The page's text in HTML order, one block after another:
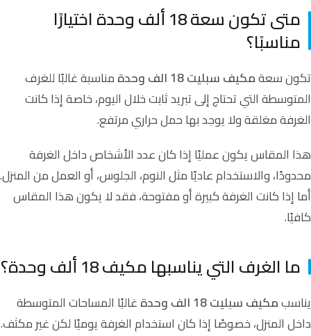
متى تكون سعة 18 ألف وحدة اختيارًا
مناسبًا؟
تكون سعةمكيف سبليت 18 الف وحدة
مناسبة غالبًا للغرف
المتوسطة التي تحتاج إلى تبريد ثابت خلال اليوم، خاصة إذا كانت
الغرفة مغلقة ولا يوجد بها حمل حراري مرتفع.
هذا المقاس يكون عمليًا إذا كان عدد الأشخاص داخل الغرفة
محدودًا، والاستخدام عاديًا مثل النوم، الجلوس، أو العمل من المنزل.
أما إذا كانت الغرفة كبيرة أو مفتوحة، فقد لا يكون هذا المقاس
كافيًا.
ما الغرف التي يناسبها مكيف 18 ألف وحدة؟
يناسبمكيف سبليت 18 الف وحدة
غالبًا المساحات المتوسطة
داخل المنزل، خصوصًا إذا كان استخدام الغرفة يوميًا لكن غير مكثف.